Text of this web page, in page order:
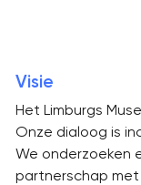
Visie
Het Limburgs
Onze dialoog is
We onderzoeken
partnerschap